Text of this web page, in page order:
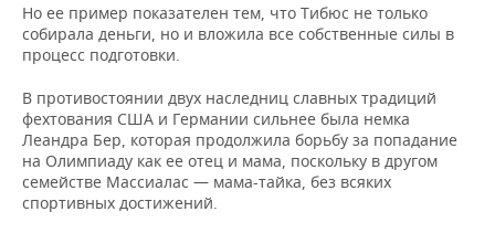
Но ее пример показателен тем, что Тибюс не только
собирала деньги, но и вложила все собственные силы в
процесс подготовки.
В противостоянии двух наследниц славных традиций
фехтования США и Германии сильнее была немка
Леандра Бер, которая продолжила борьбу за попадание
на Олимпиаду как ее отец и мама, поскольку в другом
семействе Массиалас — мама-тайка, без всяких
спортивных достижений.